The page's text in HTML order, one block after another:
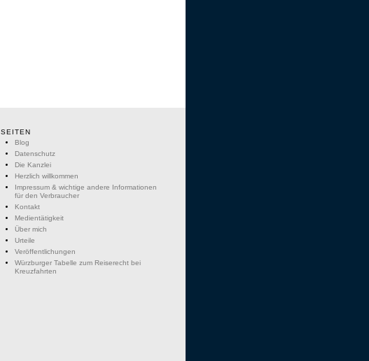
SEITEN
Blog
Datenschutz
Die Kanzlei
Herzlich willkommen
Impressum & wichtige andere Informationen
für den Verbraucher
Kontakt
Medientätigkeit
Über mich
Urteile
Veröffentlichungen
Würzburger Tabelle zum Reiserecht bei
Kreuzfahrten